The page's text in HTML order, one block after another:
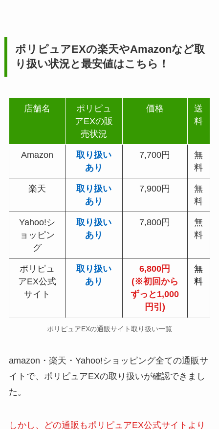
ポリピュアEXの楽天やAmazonなど取
り扱い状況と最安値はこちら！
店舗名
ポリピュ
アEXの販
売状況
価格
送
料
Amazon
取り扱い
あり
7,700円
無
料
楽天
取り扱い
あり
7,900円
無
料
Yahoo!シ
ョッピン
グ
取り扱い
あり
7,800円
無
料
ポリピュ
アEX公式
サイト
取り扱い
あり
6,800円
(※初回から
ずっと1,000
円引)
無
料
ポリピュアEXの通販サイト取り扱い一覧
amazon・楽天・Yahoo!ショッピング全ての通販サ
イトで、 ポリピュアEXの取り扱いが確認できまし
た。
しかし、どの通販もポリピュアEX公式サイトより